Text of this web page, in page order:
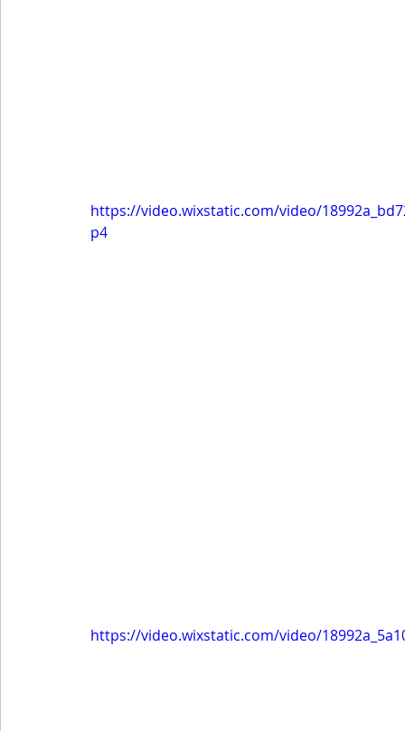
https://video.wixstatic.com/video/
p4
https://video.wixstatic.com/video/